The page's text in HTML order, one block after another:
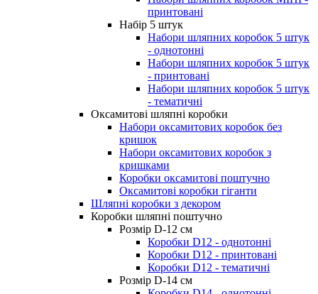
принтовані
Набір 5 штук
Набори шляпних коробок 5 штук
- однотонні
Набори шляпних коробок 5 штук
- принтовані
Набори шляпних коробок 5 штук
- тематичні
Оксамитові шляпні коробки
Набори оксамитових коробок без
кришок
Набори оксамитових коробок з
кришками
Коробки оксамитові поштучно
Оксамитові коробки гіганти
Шляпні коробки з декором
Коробки шляпні поштучно
Розмір D-12 cм
Коробки D12 - однотонні
Коробки D12 - принтовані
Коробки D12 - тематичні
Розмір D-14 cм